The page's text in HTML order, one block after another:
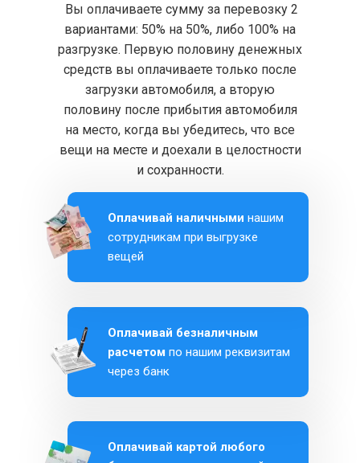
Вы оплачиваете сумму за перевозку 2
вариантами: 50% на 50%, либо 100% на
разгрузке. Первую половину денежных
средств вы оплачиваете только после
загрузки автомобиля, а вторую
половину после прибытия автомобиля
на место, когда вы убедитесь, что все
вещи на месте и доехали в целостности
и сохранности.
Оплачивай картой любого
Оплачивай безналичным
расчетом по нашим реквизитам
через банк
Оплачивай наличными нашим
сотрудникам при выгрузке
вещей